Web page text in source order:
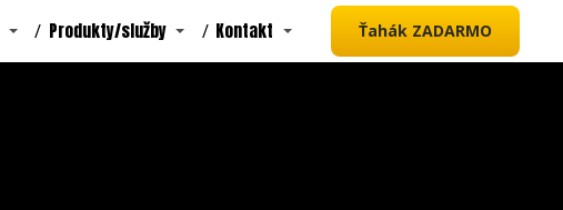
Produkty/služby Kontakt Ťahák ZADARMO